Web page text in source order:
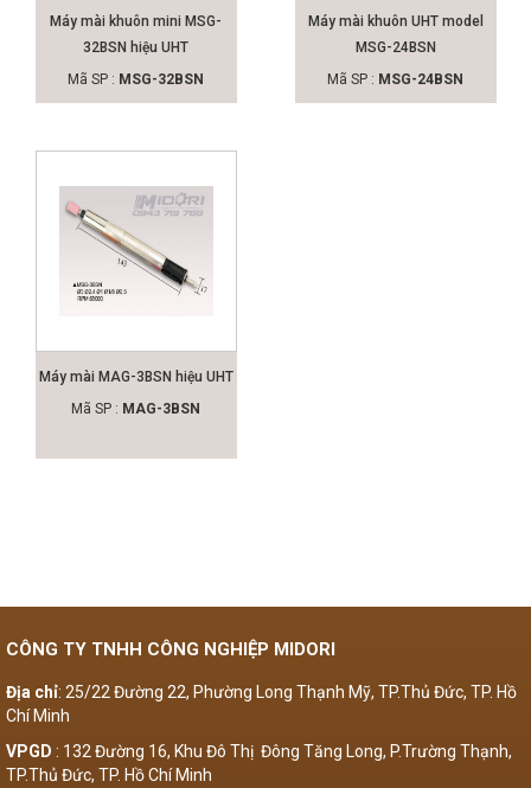
Máy mài khuôn mini MSG-
32BSN hiệu UHT
Mã SP : MSG-32BSN
Máy mài khuôn UHT model
MSG-24BSN
Mã SP : MSG-24BSN
Máy mài MAG-3BSN hiệu UHT
Mã SP : MAG-3BSN
CÔNG TY TNHH CÔNG NGHIỆP MIDORI
Địa chỉ: 25/22 Đường 22, Phường Long Thạnh Mỹ, TP.Thủ Đức, TP. Hồ
Chí Minh
VPGD : 132 Đường 16, Khu Đô Thị Đông Tăng Long, P.Trường Thạnh,
TP.Thủ Đức, TP. Hồ Chí Minh